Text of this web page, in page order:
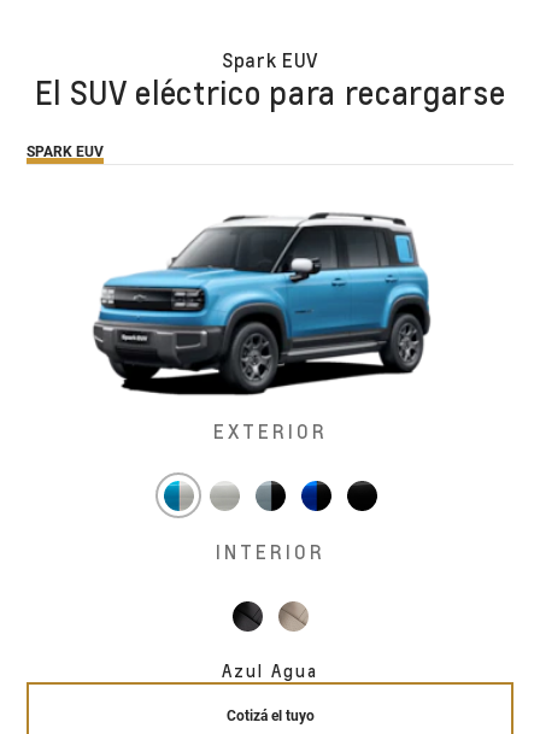
Spark EUV
El SUV eléctrico para recargarse
SPARK EUV
EXTERIOR
INTERIOR
Azul Agua
Cotizá el tuyo